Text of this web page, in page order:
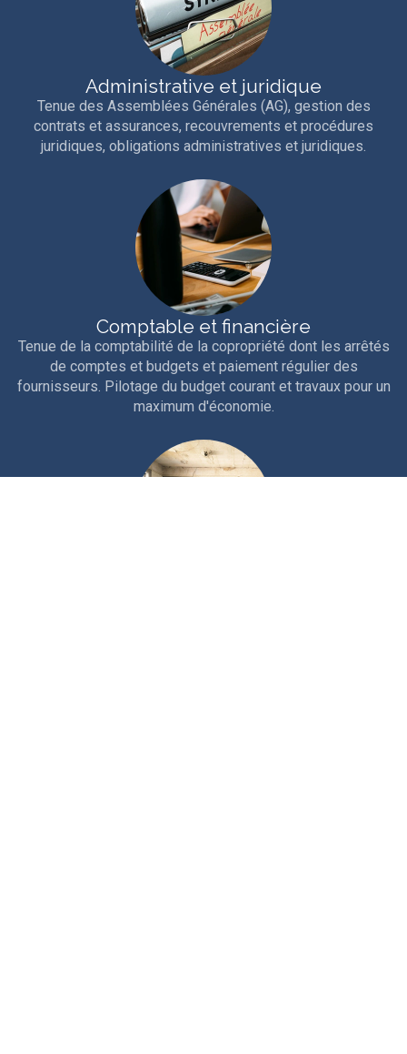
Administrative et juridique
Tenue des Assemblées Générales (AG), gestion des
contrats et assurances, recouvrements et procédures
juridiques, obligations administratives et juridiques.
Comptable et financière
Tenue de la comptabilité de la copropriété dont les arrêtés
de comptes et budgets et paiement régulier des
fournisseurs. Pilotage du budget courant et travaux pour un
maximum d'économie.